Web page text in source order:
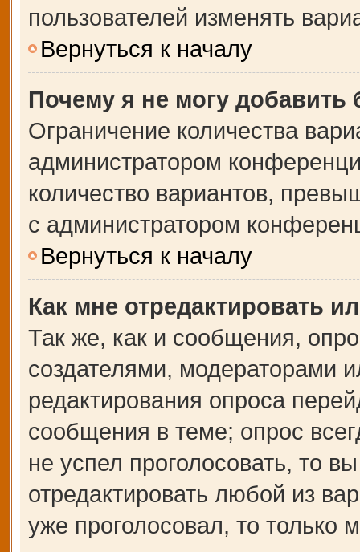
пользователей изменять
Вернуться к началу
Почему я не могу добавить
Ограничение количества
администратором
количество вариантов,
с администратором
Вернуться к началу
Как мне отредактировать
Так же, как и сообщения,
создателями, модераторами
редактирования опроса
сообщения в теме; опрос
не успел проголосовать, то
отредактировать любой из
уже проголосовал, то только